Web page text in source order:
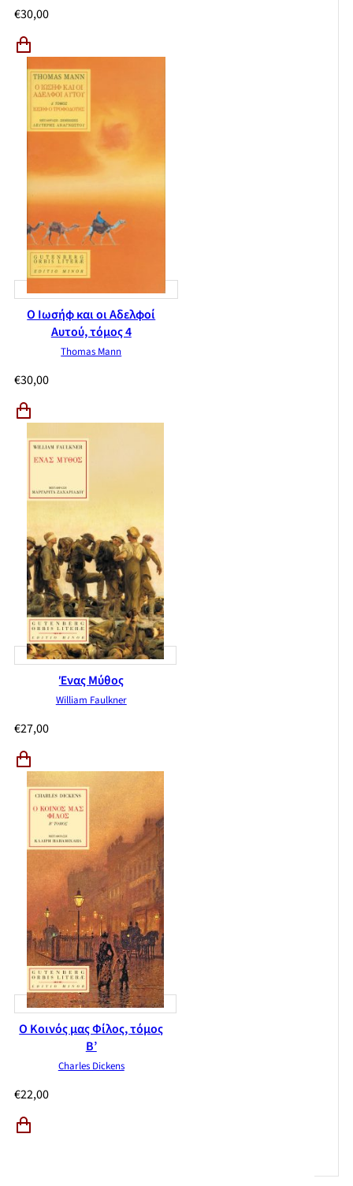
€30,00
Ο Ιωσήφ και οι Αδελφοί
Αυτού, τόμος 4
Thomas Mann
€30,00
Ένας Μύθος
William Faulkner
€27,00
Ο Κοινός μας Φίλος, τόμος
Β’
Charles Dickens
€22,00